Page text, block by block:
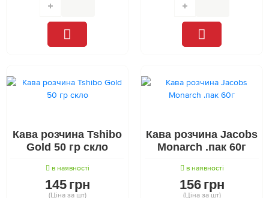
Кава розчина Tshibo
Gold 50 гр скло
в наявності
145 грн
(Ціна за шт)
Кава розчина Jacobs
Monarch .пак 60г
в наявності
156 грн
(Ціна за шт)